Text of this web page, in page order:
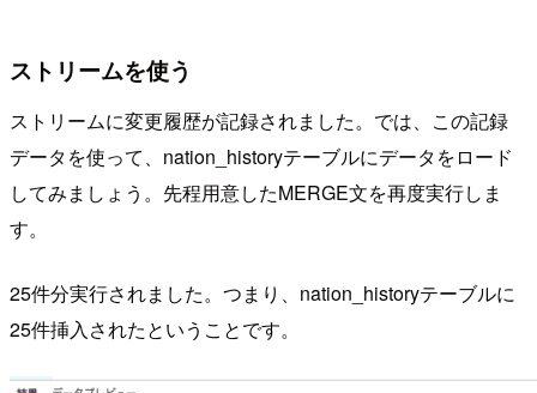
ストリームを使う
ストリームに変更履歴が記録されました。では、この記録
データを使って、nation_historyテーブルにデータをロード
してみましょう。先程用意したMERGE文を再度実行しま
す。
25件分実行されました。つまり、nation_historyテーブルに
25件挿入されたということです。